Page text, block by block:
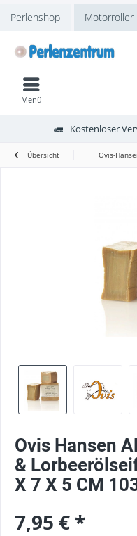
Perlenshop Motorroller
Kostenloser
Menü
Übersicht Ovis-
Ovis Hansen
&
X 7 X 5 CM
7,95 € *